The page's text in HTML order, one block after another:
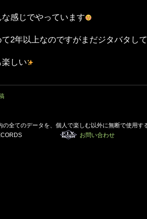
な感じでやっています
て2年以上なのですがまだジタバタし
楽しい
の全てのデータを、個人で楽しむ以外に無断で使用す
お問い合わせ